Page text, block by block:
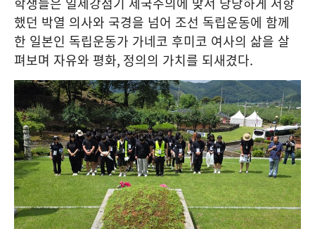
했던 박열 의사와 국경을 넘어 조선 독립운동에 함께
한 일본인 독립운동가 가네코 후미코 여사의 삶을 살
펴보며 자유와 평화, 정의의 가치를 되새겼다.